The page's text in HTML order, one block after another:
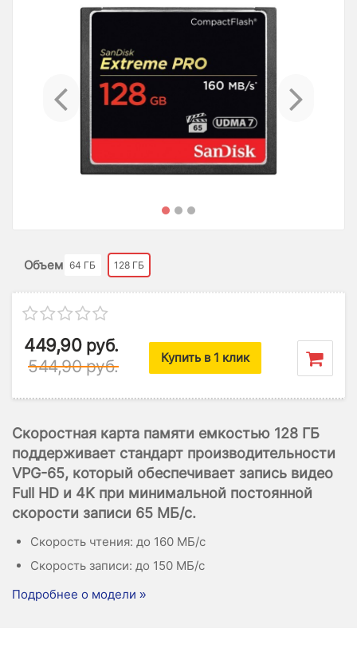
Previous
Объем 64 ГБ 128 ГБ
449,90 руб.
544,90 руб. Купить в 1 клик
Скоростная карта памяти емкостью 128 ГБ
поддерживает стандарт производительности
VPG-65, который обеспечивает запись видео
Full HD и 4K при минимальной постоянной
скорости записи 65 МБ/с.
Скорость чтения: до 160 МБ/с
Скорость записи: до 150 МБ/с
Подробнее о модели »